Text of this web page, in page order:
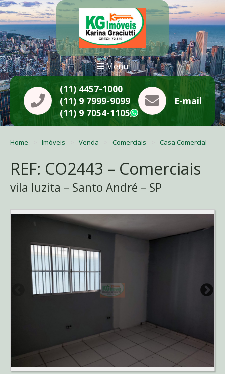
Menu
(11) 4457-1000
(11) 9 7999-9099
(11) 9 7054-1105
WhatsApp
E-mail
Home Imóveis Venda Comerciais Casa Comercial
REF: CO2443 – Comerciais
vila luzita – Santo André – SP